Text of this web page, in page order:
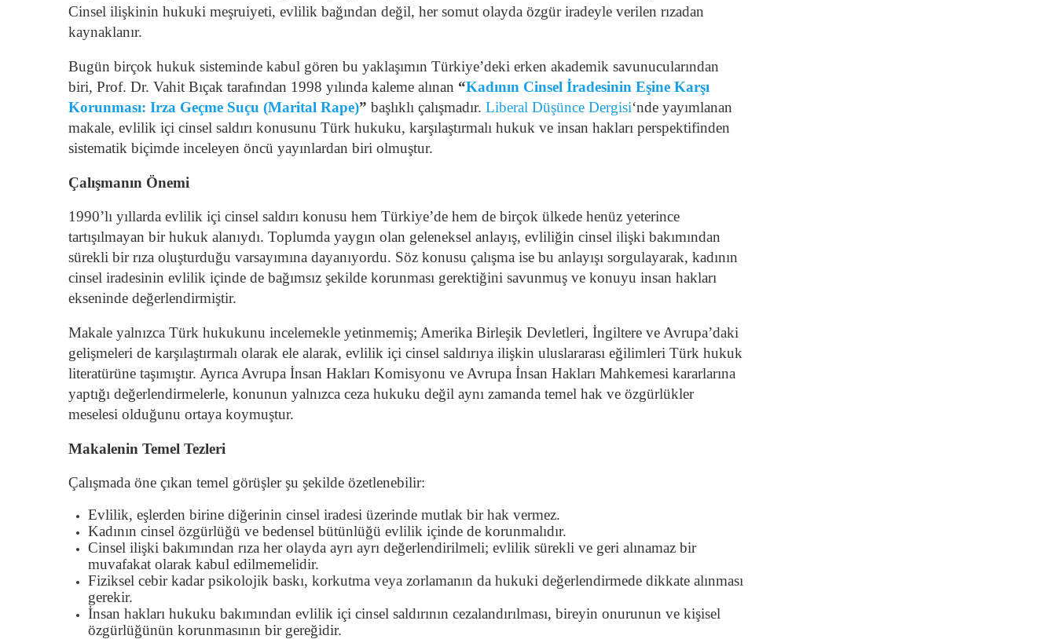
Cinsel ilişkinin hukuki meşruiyeti, evlilik bağından değil, her somut olayda özgür iradeyle verilen rızadan
kaynaklanır.
Bugün birçok hukuk sisteminde kabul gören bu yaklaşımın Türkiye’deki erken akademik savunucularından
biri, Prof. Dr. Vahit Bıçak tarafından 1998 yılında kaleme alınan “Kadının Cinsel İradesinin Eşine Karşı
Korunması: Irza Geçme Suçu (Marital Rape)” başlıklı çalışmadır. Liberal Düşünce Dergisi‘nde yayımlanan
makale, evlilik içi cinsel saldırı konusunu Türk hukuku, karşılaştırmalı hukuk ve insan hakları perspektifinden
sistematik biçimde inceleyen öncü yayınlardan biri olmuştur.
Çalışmanın Önemi
1990’lı yıllarda evlilik içi cinsel saldırı konusu hem Türkiye’de hem de birçok ülkede henüz yeterince
tartışılmayan bir hukuk alanıydı. Toplumda yaygın olan geleneksel anlayış, evliliğin cinsel ilişki bakımından
sürekli bir rıza oluşturduğu varsayımına dayanıyordu. Söz konusu çalışma ise bu anlayışı sorgulayarak, kadının
cinsel iradesinin evlilik içinde de bağımsız şekilde korunması gerektiğini savunmuş ve konuyu insan hakları
ekseninde değerlendirmiştir.
Makale yalnızca Türk hukukunu incelemekle yetinmemiş; Amerika Birleşik Devletleri, İngiltere ve Avrupa’daki
gelişmeleri de karşılaştırmalı olarak ele alarak, evlilik içi cinsel saldırıya ilişkin uluslararası eğilimleri Türk hukuk
literatürüne taşımıştır. Ayrıca Avrupa İnsan Hakları Komisyonu ve Avrupa İnsan Hakları Mahkemesi kararlarına
yaptığı değerlendirmelerle, konunun yalnızca ceza hukuku değil aynı zamanda temel hak ve özgürlükler
meselesi olduğunu ortaya koymuştur.
Makalenin Temel Tezleri
Çalışmada öne çıkan temel görüşler şu şekilde özetlenebilir:
Evlilik, eşlerden birine diğerinin cinsel iradesi üzerinde mutlak bir hak vermez.
Kadının cinsel özgürlüğü ve bedensel bütünlüğü evlilik içinde de korunmalıdır.
Cinsel ilişki bakımından rıza her olayda ayrı ayrı değerlendirilmeli; evlilik sürekli ve geri alınamaz bir
muvafakat olarak kabul edilmemelidir.
Fiziksel cebir kadar psikolojik baskı, korkutma veya zorlamanın da hukuki değerlendirmede dikkate alınması
gerekir.
İnsan hakları hukuku bakımından evlilik içi cinsel saldırının cezalandırılması, bireyin onurunun ve kişisel
özgürlüğünün korunmasının bir gereğidir.